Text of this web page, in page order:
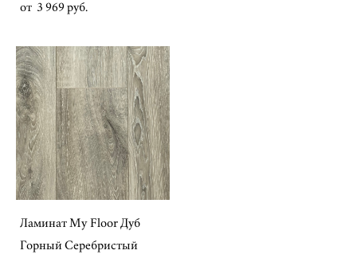
от 3 969 pуб.
Ламинат My Floor Дуб
Горный Серебристый